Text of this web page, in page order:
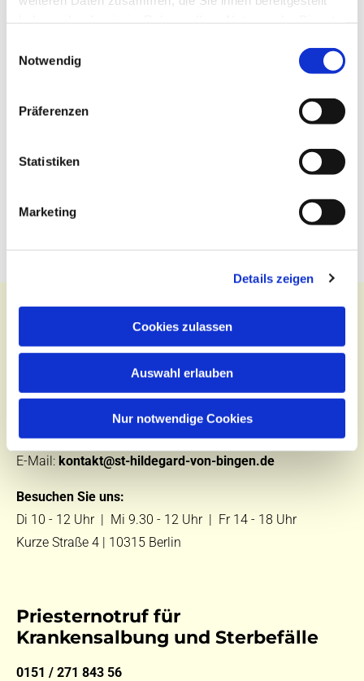
Notwendig
Präferenzen
Statistiken
Marketing
Details zeigen
Cookies zulassen
Auswahl erlauben
Nur notwendige Cookies
Zentralbüro
(030) 643 849 70
E-Mail: kontakt@st-hildegard-von-bingen.de
Besuchen Sie uns:
Di 10 - 12 Uhr | Mi 9.30 - 12 Uhr | Fr 14 - 18 Uhr
Kurze Straße 4 | 10315 Berlin
Priesternotruf für
Krankensalbung und Sterbefälle
0151 / 271 843 56